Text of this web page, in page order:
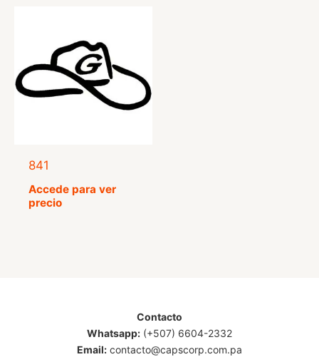
841
Accede para ver
precio
Contacto
Whatsapp: (+507) 6604-2332
Email: contacto@capscorp.com.pa